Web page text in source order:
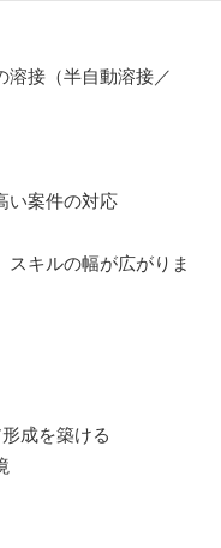
溶接（半自動溶接／
い案件の対応
キルの幅が広がりま
成を築ける